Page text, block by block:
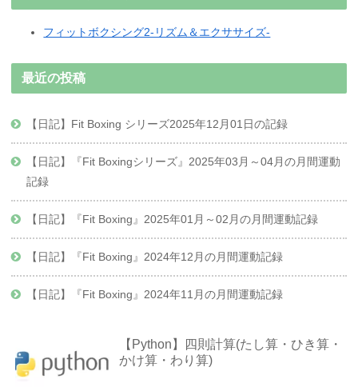
フィットボクシング2-リズム＆エクササイズ-
最近の投稿
【日記】Fit Boxing シリーズ2025年12月01日の記録
【日記】『Fit Boxingシリーズ』2025年03月～04月の月間運動
記録
【日記】『Fit Boxing』2025年01月～02月の月間運動記録
【日記】『Fit Boxing』2024年12月の月間運動記録
【日記】『Fit Boxing』2024年11月の月間運動記録
【Python】四則計算(たし算・ひき算・
かけ算・わり算)